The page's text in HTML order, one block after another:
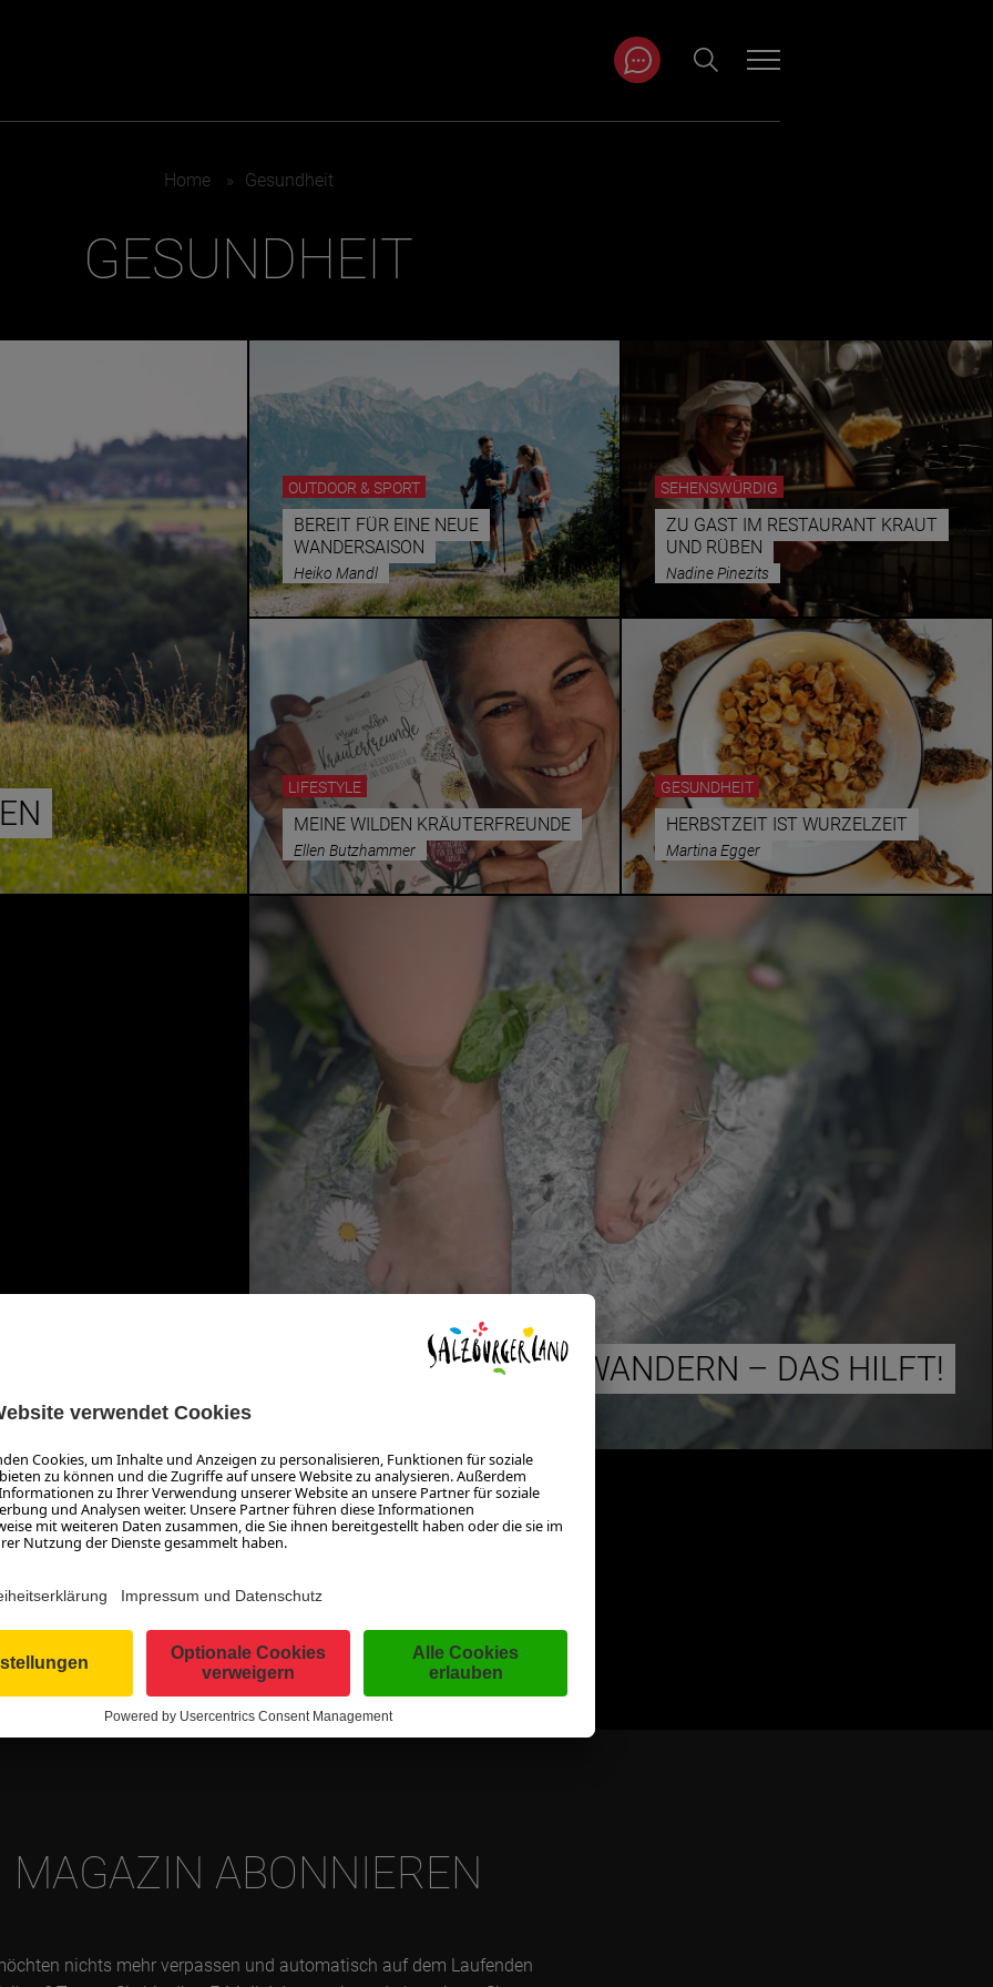
Essen & Trinken
Kunst & Kultur
Archiv
Februar
Mai
Juni
Oktober
November
Dezember
Home » Gesundheit
GESUNDHEIT
OUTDOOR & SPORT
BEREIT FÜR EINE NEUE
WANDERSAISON
Heiko Mandl
SEHENSWÜRDIG
ZU GAST IM RESTAURANT KRAUT
UND RÜBEN
Nadine Pinezits
LIFESTYLE
MEINE WILDEN KRÄUTERFREUNDE
Ellen Butzhammer
GESUNDHEIT
HERBSTZEIT IST WURZELZEIT
Martina Egger
MÜDE FÜSSE VOM WANDERN – DAS HILFT!
MAGAZIN ABONNIEREN
nichts mehr verpassen und automatisch auf dem Laufenden